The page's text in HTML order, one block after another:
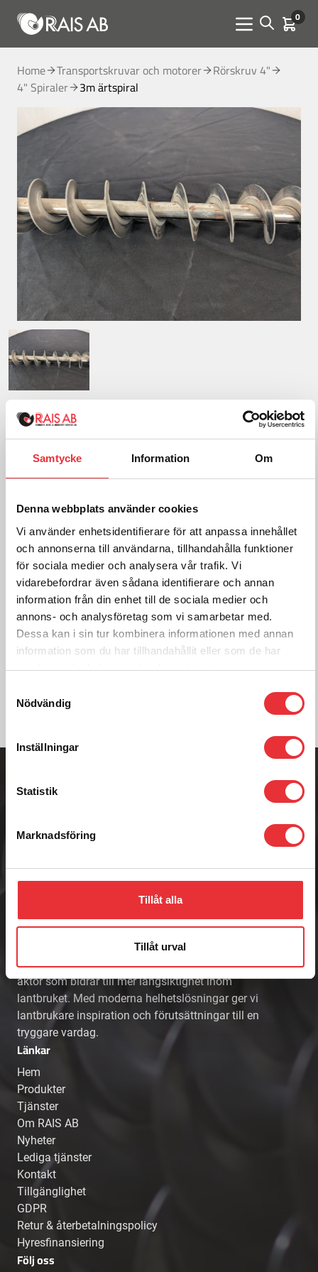
Samtycke Information Om
Denna webbplats använder cookies
Vi använder enhetsidentifierare för att anpassa innehållet
och annonserna till användarna, tillhandahålla funktioner
för sociala medier och analysera vår trafik. Vi
vidarebefordrar även sådana identifierare och annan
information från din enhet till de sociala medier och
annons- och analysföretag som vi samarbetar med.
Dessa kan i sin tur kombinera informationen med annan
information som du har tillhandahållit eller som de har
samlat in när du har använt deras tjänster.
Nödvändig
Inställningar
Statistik
Marknadsföring
Tillåt alla
Tillåt urval
Menu toggle
Open 0
Home Transportskruvar och motorer Rörskruv 4"
4" Spiraler 3m ärtspiral
3m ärtspiral
2 338SEK
Lägg i varukorg
För mer information om
4" Spiraler, kontakta oss:
Ring oss på
0512-301700
Kontakta oss
Adress
E-post
RAIS AB är en framåtsträvande och foderkunnig
aktör som bidrar till mer långsiktighet inom
lantbruket. Med moderna helhetslösningar ger vi
lantbrukare inspiration och förutsättningar till en
tryggare vardag.
Länkar
Hem
Produkter
Tjänster
Om RAIS AB
Nyheter
Lediga tjänster
Kontakt
Tillgänglighet
GDPR
Retur & återbetalningspolicy
Hyresfinansiering
Följ oss